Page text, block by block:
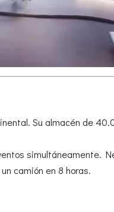
Su almacén de
simultáneamente.
camión en 8 horas.